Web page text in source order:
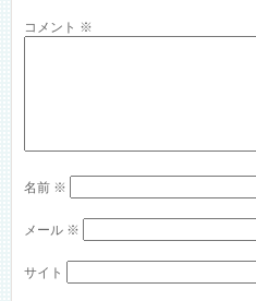
コメント ※
名前 ※
メール ※
サイト